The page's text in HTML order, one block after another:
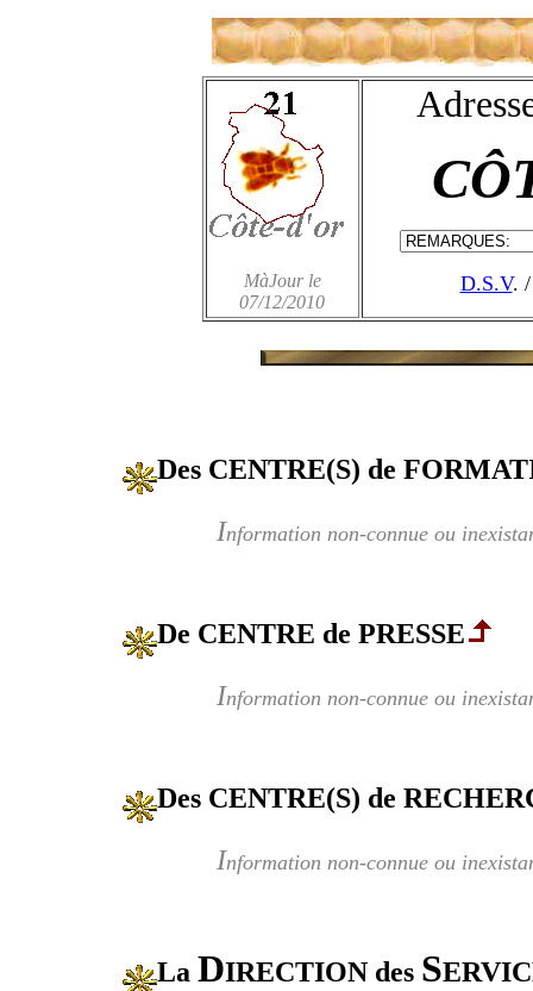
MàJour le
07/12/2010
D.S.V.
Des CENTRE(S) de
Information non-connue ou
De CENTRE de PRESSE
Information non-connue ou
Des CENTRE(S) de
Information non-connue ou
La DIRECTION des S